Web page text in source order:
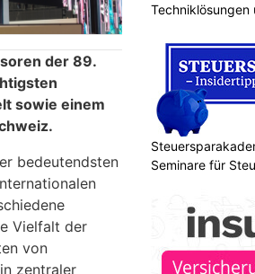
der 89.
sowie einem
bedeutendsten
Vielfalt der
von
zentraler
Techniklösungen
Seminare für